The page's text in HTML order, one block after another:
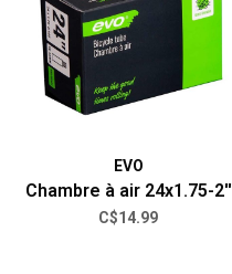
EVO
Chambre à air 24x1.75-2''
C$14.99